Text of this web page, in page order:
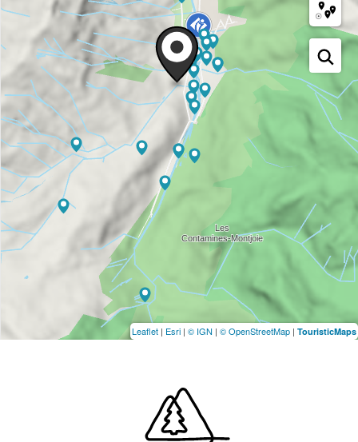
Leaflet | Esri | © IGN | © OpenStreetMap | TouristicMaps